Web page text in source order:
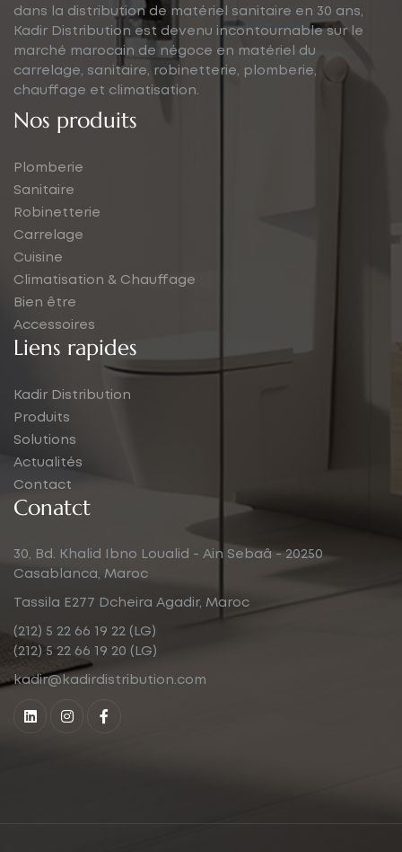
dans la distribution de matériel sanitaire en 30 ans,
Kadir Distribution est devenu incontournable sur le
marché marocain de négoce en matériel du
carrelage, sanitaire, robinetterie, plomberie,
chauffage et climatisation.
Nos produits
Plomberie
Sanitaire
Robinetterie
Carrelage
Cuisine
Climatisation & Chauffage
Bien être
Accessoires
Liens rapides
Kadir Distribution
Produits
Solutions
Actualités
Contact
Conatct
30, Bd. Khalid Ibno Loualid - Ain Sebaâ - 20250
Casablanca, Maroc
Tassila E277 Dcheira Agadir, Maroc
(212) 5 22 66 19 22 (LG)
(212) 5 22 66 19 20 (LG)
kadir@kadirdistribution.com